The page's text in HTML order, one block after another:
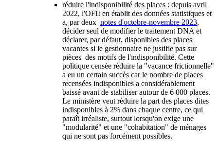
réduire l'indisponibilité des places : depuis avril
2022, l'OFII en établit des données statistiques et
a, par deux notes d'octobre-novembre 2023,
décider seul de modifier le traitement DNA et
déclarer, par défaut, disponibles des places
vacantes si le gestionnaire ne justifie pas sur
pièces des motifs de l'indisponibilité. Cette
politique censée réduire la "vacance frictionnelle"
a eu un certain succès car le nombre de places
recensées indisponibles a considérablement
baissé avant de stabiliser autour de 6 000 places.
Le ministère veut réduire la part des places dites
indisponibles à 2% dans chaque centre, ce qui
paraît irréaliste, surtout lorsqu'on exige une
"modularité" et une "cohabitation" de ménages
qui ne sont pas forcément possibles.